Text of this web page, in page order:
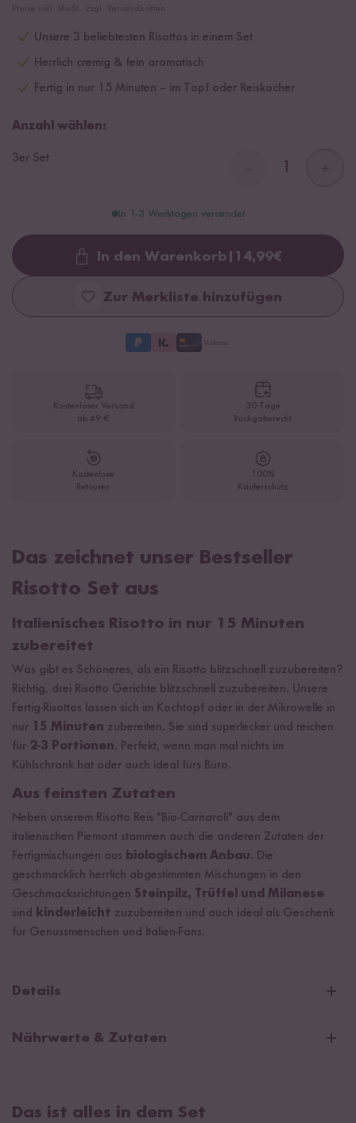
Unsere 3 beliebtesten Risottos in einem Set
Herrlich cremig & fein aromatisch
Fertig in nur 15 Minuten – im Topf oder Reiskocher
Anzahl wählen:
3er Set
In 1-3 Werktagen versendet
Loading...
In den Warenkorb 14,99€
Zur Merkliste hinzufügen
Kostenloser Versand
ab 49 €
30 Tage
Rückgaberecht
Kostenlose
Retouren
100%
Käuferschutz
Das zeichnet unser Bestseller
Risotto Set aus
Italienisches Risotto in nur 15 Minuten
zubereitet
Was gibt es Schöneres, als ein Risotto blitzschnell zuzubereiten?
Richtig, drei Risotto Gerichte blitzschnell zuzubereiten. Unsere
Fertig-Risottos lassen sich im Kochtopf oder in der Mikrowelle in
nur
15 Minuten zubereiten. Sie sind superlecker und reichen
für 2-3 Portionen. Perfekt, wenn man mal nichts im
Kühlschrank hat oder auch ideal fürs Büro.
Aus feinsten Zutaten
Neben unserem Risotto Reis "Bio-Carnaroli" aus dem
italienischen Piemont stammen auch die anderen Zutaten der
Fertigmischungen aus biologischem Anbau. Die
geschmacklich herrlich abgestimmten Mischungen in den
Geschmacksrichtungen Steinpilz, Trüffel und Milanese
sind
kinderleicht zuzubereiten und auch ideal als Geschenk
für Genussmenschen und Italien-Fans.
Details
Bio-Risotto Milanese aus Italien (250g)
Nährwerte & Zutaten
Das ist alles in dem Set